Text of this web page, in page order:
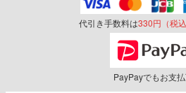
代引き手数料は330円（税込
PayPayでもお支